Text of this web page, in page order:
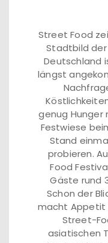
Street Food
Stadtbild
Deutschland
längst
genug Hunger
Festwiese
Stand
probieren.
Food
Gäste rund
Schon der
macht Appetit
Street-
asiatischen